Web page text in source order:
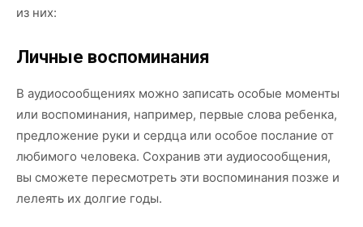
из них:
Личные воспоминания
В аудиосообщениях можно записать особые моменты
или воспоминания, например, первые слова ребенка,
предложение руки и сердца или особое послание от
любимого человека. Сохранив эти аудиосообщения,
вы сможете пересмотреть эти воспоминания позже и
лелеять их долгие годы.